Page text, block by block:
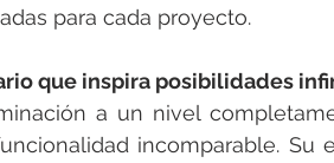
para cada proyecto.
que inspira posibilidades
a un nivel
incomparable. Su